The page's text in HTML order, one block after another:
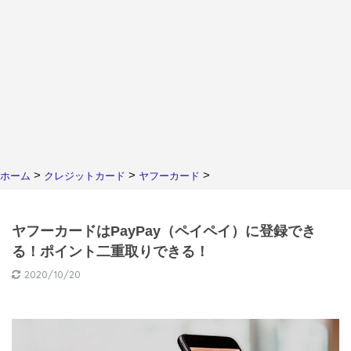
ホーム > クレジットカード > ヤフーカード >
ヤフーカードはPayPay（ペイペイ）に登録でき
る！ポイント二重取りできる！
2020/10/20